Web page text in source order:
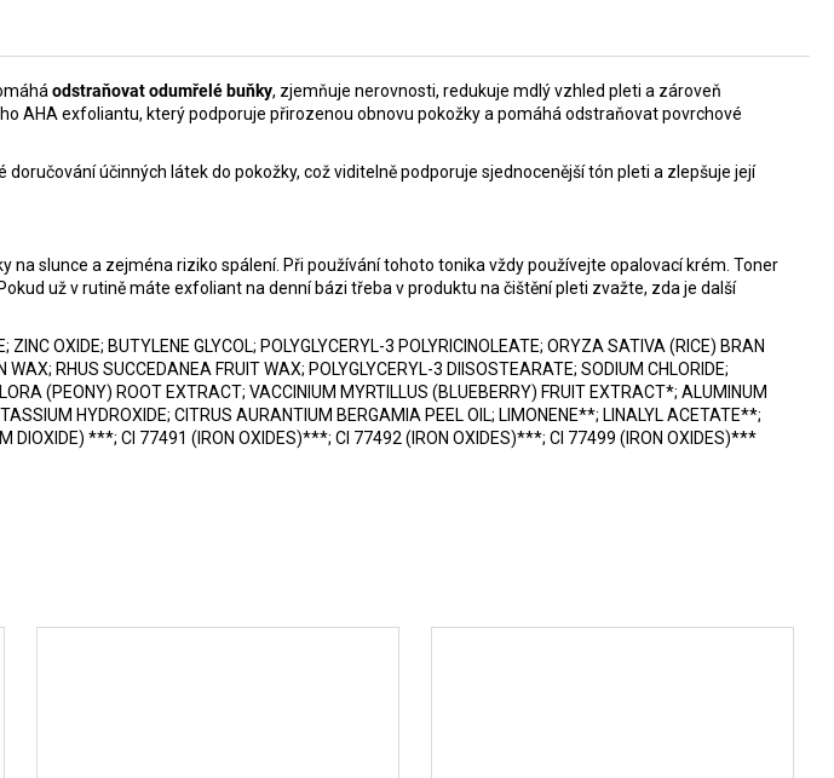
odstraňovat odumřelé buňky, zjemňuje nerovnosti, redukuje mdlý vzhled pleti a zároveň
AHA exfoliantu, který podporuje přirozenou obnovu pokožky a pomáhá odstraňovat povrchové
doručování účinných látek do pokožky, což viditelně podporuje sjednocenější tón pleti a zlepšuje její
slunce a zejména riziko spálení. Při používání tohoto tonika vždy používejte opalovací krém. Toner
už v rutině máte exfoliant na denní bázi třeba v produktu na čištění pleti zvažte, zda je další
OXIDE; BUTYLENE GLYCOL; POLYGLYCERYL-3 POLYRICINOLEATE; ORYZA SATIVA (RICE) BRAN
RHUS SUCCEDANEA FRUIT WAX; POLYGLYCERYL-3 DIISOSTEARATE; SODIUM CHLORIDE;
(PEONY) ROOT EXTRACT; VACCINIUM MYRTILLUS (BLUEBERRY) FRUIT EXTRACT*; ALUMINUM
HYDROXIDE; CITRUS AURANTIUM BERGAMIA PEEL OIL; LIMONENE**; LINALYL ACETATE**;
DIOXIDE) ***; CI 77491 (IRON OXIDES)***; CI 77492 (IRON OXIDES)***; CI 77499 (IRON OXIDES)***